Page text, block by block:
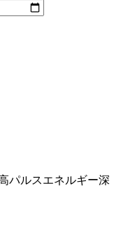
パルスエネルギー深